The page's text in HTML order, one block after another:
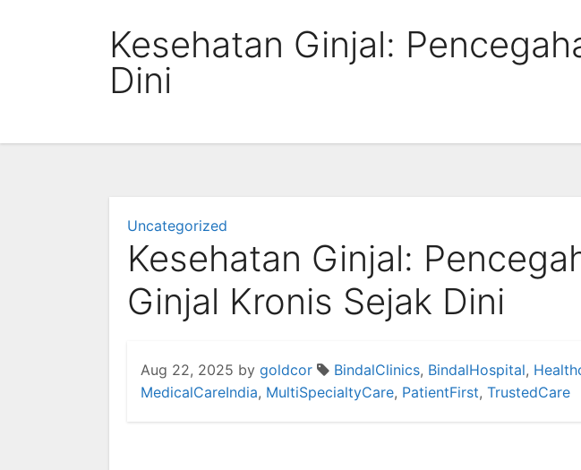
Kesehatan Ginjal:
Dini
Uncategorized
Kesehatan Ginjal:
Ginjal Kronis Sejak Dini
Aug 22, 2025 by goldcor BindalClinics, BindalHospital,
MedicalCareIndia, MultiSpecialtyCare, PatientFirst, TrustedCare